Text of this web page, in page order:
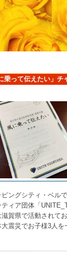
乗って伝えたい」チ
ピングシティ・ベル
ィア団体「
賀県で活動されて
震災でお子様3人を